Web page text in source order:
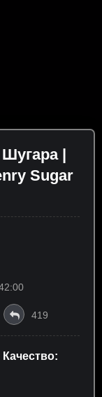
|
Sugar
419
Качество: